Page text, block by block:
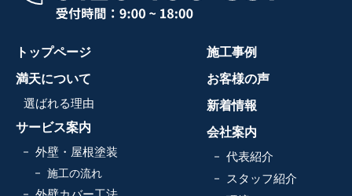
トップページ
満天について
選ばれる理由
サービス案内
外壁・屋根塗装
施工の流れ
施工事例
お客様の声
新着情報
会社案内
代表紹介
スタッフ紹介